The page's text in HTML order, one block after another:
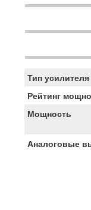
Тип усилителя
Рейтинг
Мощность
Аналоговые